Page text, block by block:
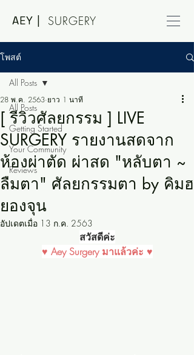
SURGERY
AEY |
โพสต์
All Posts
Getting Started
Your Community
Reviews
All Posts
[ รีวิวศัลยกรรม ] LIVE
SURGERY รายงานสดจาก
ห้องผ่าตัด ผ่าสด "หลับตา ~
ลืมตา" ศัลยกรรมตา by คิมฮ
ยองจุน
28 พ.ค. 2563 ยาว 1 นาที
อัปเดตเมื่อ 13 ก.ค. 2563
สวัสดีค่ะ
♥ Aey Surgery มาแล้วค่ะ ♥